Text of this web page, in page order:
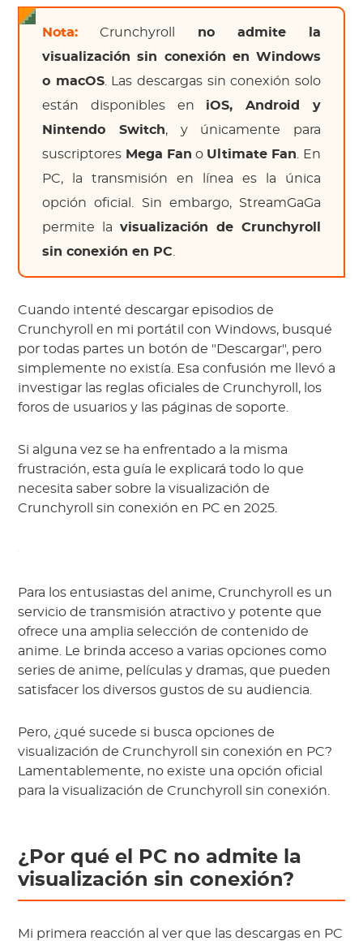
Nota: Crunchyroll no admite la
visualización sin conexión en Windows
o macOS. Las descargas sin conexión solo
están disponibles en iOS, Android y
Nintendo Switch, y únicamente para
suscriptores Mega Fan o Ultimate Fan . En
PC, la transmisión en línea es la única
opción oficial. Sin embargo, StreamGaGa
permite la visualización de Crunchyroll
sin conexión en PC
Cuando intenté descargar episodios de
Crunchyroll en mi portátil con Windows, busqué
por todas partes un botón de "Descargar", pero
simplemente no existía. Esa confusión me llevó a
investigar las reglas oficiales de Crunchyroll, los
foros de usuarios y las páginas de soporte.
Si alguna vez se ha enfrentado a la misma
frustración, esta guía le explicará todo lo que
necesita saber sobre la visualización de
Crunchyroll sin conexión en PC en 2025.
Para los entusiastas del anime, Crunchyroll es un
servicio de transmisión atractivo y potente que
ofrece una amplia selección de contenido de
anime. Le brinda acceso a varias opciones como
series de anime, películas y dramas, que pueden
satisfacer los diversos gustos de su audiencia.
Pero, ¿qué sucede si busca opciones de
visualización de Crunchyroll sin conexión en PC?
Lamentablemente, no existe una opción oficial
para la visualización de Crunchyroll sin conexión.
¿Por qué el PC no admite la
visualización sin conexión?
Mi primera reacción al ver que las descargas en PC